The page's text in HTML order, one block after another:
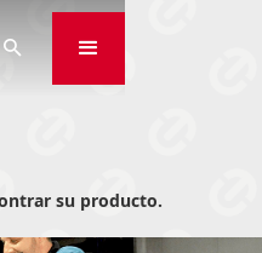

su producto.